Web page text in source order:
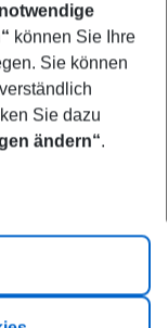
können Sie Ihre
Sie können
Sie dazu
ändern“.